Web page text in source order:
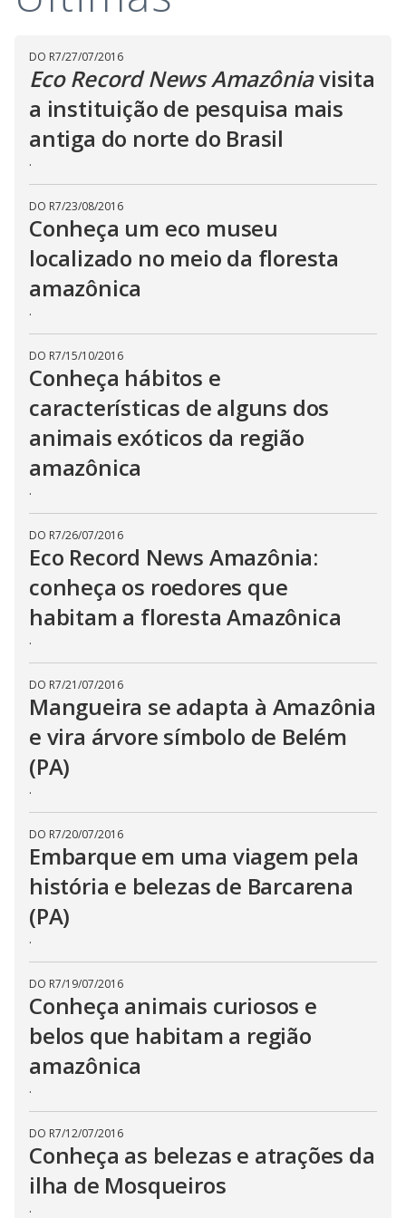
d
e
o
DO R7/27/07/2016
Eco Record News Amazôniavisita
a instituição de pesquisa mais
antiga do norte do Brasil
.
DO R7/23/08/2016
Conheça um eco museu
localizado no meio da floresta
amazônica
.
DO R7/15/10/2016
Conheça hábitos e
características de alguns dos
animais exóticos da região
amazônica
.
DO R7/26/07/2016
Eco Record News Amazônia:
conheça os roedores que
habitam a floresta Amazônica
.
DO R7/21/07/2016
Mangueira se adapta à Amazônia
e vira árvore símbolo de Belém
(PA)
.
DO R7/20/07/2016
Embarque em uma viagem pela
história e belezas de Barcarena
(PA)
.
DO R7/19/07/2016
Conheça animais curiosos e
belos que habitam a região
amazônica
.
DO R7/12/07/2016
Conheça as belezas e atrações da
ilha de Mosqueiros
.